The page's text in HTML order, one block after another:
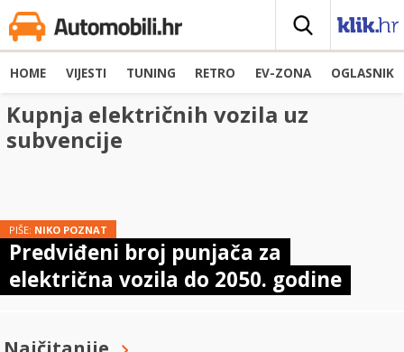
HOME VIJESTI TUNING RETRO EV-ZONA OGLASNIK
Kupnja električnih vozila uz
subvencije
PIŠE: NIKO POZNAT
Predviđeni broj punjača za
električna vozila do 2050. godine